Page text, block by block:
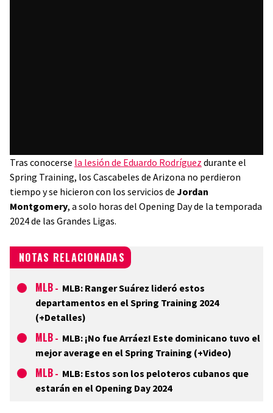
Tras conocerse la lesión de Eduardo Rodríguez durante el
Spring Training, los Cascabeles de Arizona no perdieron
tiempo y se hicieron con los servicios de Jordan
Montgomery, a solo horas del Opening Day de la temporada
2024 de las Grandes Ligas.
NOTAS RELACIONADAS
MLB - MLB: Ranger Suárez lideró estos
departamentos en el Spring Training 2024
(+Detalles)
MLB - MLB: ¡No fue Arráez! Este dominicano tuvo el
mejor average en el Spring Training (+Video)
MLB - MLB: Estos son los peloteros cubanos que
estarán en el Opening Day 2024